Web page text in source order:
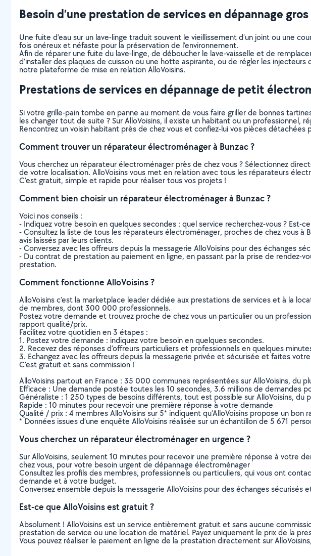
Besoin d’une prestation de services en dépannage
Une fuite d’eau sur un lave-linge traduit souvent le vieillissement d’un joint ou une
fois onéreux et néfaste pour la préservation de l’environnement.
Afin de réparer une fuite du lave-linge, de déboucher le lave-vaisselle et de
d’installer des plaques de cuisson ou une hotte aspirante, ou de régler les
notre plateforme de mise en relation AlloVoisins.
Prestations de services en dépannage de petit
Si votre grille-pain tombe en panne au moment de vous faire griller de bonnes
les changer tout de suite ? Sur AlloVoisins, il existe un habitant ou un professionnel,
Rencontrez un voisin habitant près de chez vous et confiez-lui vos pièces détachées
Comment trouver un réparateur électroménager à Bunzac ?
Vous cherchez un réparateur électroménager près de chez vous ? Sélectionnez
de votre localisation. AlloVoisins vous met en relation avec tous les réparateurs
C’est gratuit, simple et rapide pour réaliser tous vos projets !
Comment bien choisir un réparateur électroménager à Bunzac ?
Voici nos conseils :
- Indiquez votre besoin en quelques secondes : quel service recherchez-vous ?
- Consultez la liste de tous les réparateurs électroménager, proches de chez vous
avis laissés par leurs clients.
- Conversez avec les offreurs depuis la messagerie AlloVoisins pour des échanges
- Du contrat de prestation au paiement en ligne, en passant par la prise de rendez-
prestation.
Comment fonctionne AlloVoisins ?
AlloVoisins c’est la marketplace leader dédiée aux prestations de services et à la
de membres, dont 300 000 professionnels.
Postez votre demande et trouvez proche de chez vous un particulier ou un
rapport qualité/prix.
Facilitez votre quotidien en 3 étapes :
1. Postez votre demande : indiquez votre besoin en quelques secondes.
2. Recevez des réponses d’offreurs particuliers et professionnels en quelques
3. Echangez avec les offreurs depuis la messagerie privée et sécurisée et faites
C’est gratuit et sans commission !
AlloVoisins partout en France : 35 000 communes représentées sur AlloVoisins, du
Efficace : Une demande postée toutes les 10 secondes, 3.6 millions de demandes
Généraliste : 1 250 types de besoins différents, tout est possible sur AlloVoisins, du
Rapide : 10 minutes pour recevoir une première réponse à votre demande
Qualité / prix : 4 membres AlloVoisins sur 5* indiquent qu’AlloVoisins propose un bon
* Données issues d’une enquête AlloVoisins réalisée sur un échantillon de 5 671
Vous cherchez un réparateur électroménager en urgence ?
Sur AlloVoisins, seulement 10 minutes pour recevoir une première réponse à votre
chez vous, pour votre besoin urgent de dépannage électroménager
Consultez les profils des membres, professionnels ou particuliers, qui vous ont
demande et à votre budget.
Conversez ensemble depuis la messagerie AlloVoisins pour des échanges sécurisés
Est-ce que AlloVoisins est gratuit ?
Absolument ! AlloVoisins est un service entièrement gratuit et sans aucune
prestation de service ou une location de matériel. Payez uniquement le prix de la
Vous pouvez réaliser le paiement en ligne de la prestation directement sur